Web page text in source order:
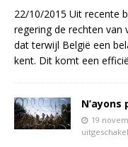
22/10/2015 Uit recente
regering de rechten van
dat terwijl België een
kent. Dit komt een
19